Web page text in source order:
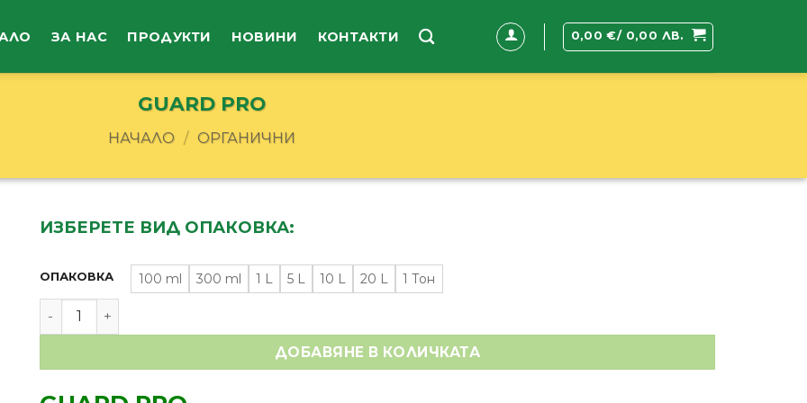
ЗА НАС ПРОДУКТИ НОВИНИ КОНТАКТИ 0,00€/ 0,00 ЛВ.
GUARD PRO
НАЧАЛО / ОРГАНИЧНИ
ИЗБЕРЕТЕ ВИД ОПАКОВКА:
ОПАКОВКА 100 ml 300 ml 1 L 5 L 10 L 20 L
1 Тон
количество за GUARD PRO
ДОБАВЯНЕ В КОЛИЧКАТА